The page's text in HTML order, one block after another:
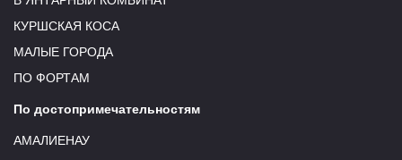
КУРШСКАЯ КОСА
МАЛЫЕ ГОРОДА
ПО ФОРТАМ
По достопримечательностям
АМАЛИЕНАУ